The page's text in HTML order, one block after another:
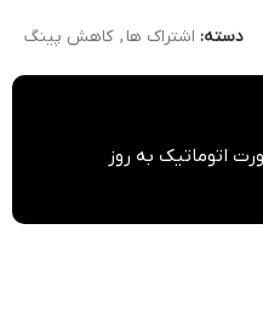
دسته: اشتراک ها , کاهش پینگ
به صورت اتوماتیک به روز